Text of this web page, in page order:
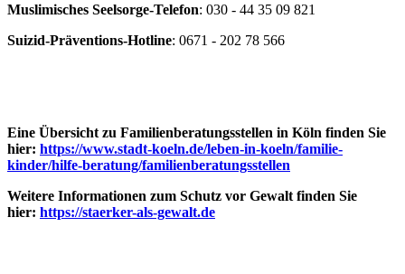
Muslimisches Seelsorge-Telefon: 030 - 44 35 09 821
Suizid-Präventions-Hotline: 0671 - 202 78 566
Eine Übersicht zu Familienberatungsstellen in Köln finden Sie
hier: https://www.stadt-koeln.de/leben-in-koeln/familie-
kinder/hilfe-beratung/familienberatungsstellen
Weitere Informationen zum Schutz vor Gewalt finden Sie
hier: https://staerker-als-gewalt.de